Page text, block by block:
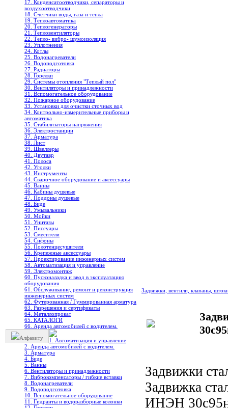
17. Конденсатоотводчики, сепараторы и
воздухоотводчики
18. Счетчики воды, газа и тепла
19. Теплоавтоматика
20. Теплогенераторы
21. Тепловентиляторы
22. Тепло- вибро- шумоизоляция
23. Уплотнения
24. Котлы
25. Водонагреватели
26. Водоподготовка
27. Радиаторы
28. Горелки
29. Системы отопления "Теплый пол"
30. Вентиляторы и принадлежности
31. Вспомогательное оборудование
32. Пожарное оборудование
33. Установки для очистки сточных вод
34. Контрольно-измерительные приборы и
автоматика
35. Стабилизаторы напряжения
36. Электростанции
37. Арматура
38. Лист
39. Швеллеры
40. Двутавр
41. Полоса
42. Уголки
43. Инструменты
44. Сварочное оборудование и аксессуары
45. Ванны
46. Кабины душевые
47. Поддоны душевые
48. Биде
49. Умывальники
50. Мойки
51. Унитазы
52. Писсуары
53. Смесители
54. Сифоны
55. Полотенцесушители
56. Крепежные аксессуары
57. Проектирование инженерных систем
58. Автоматизация и управление
59. Электромонтаж
60. Пусконаладка и ввод в эксплуатацию
оборудования
61. Обслуживание, ремонт и реконструкция
инженерных систем
62. Футерованная / Гуммированная арматура
63. Разрешения и сертификаты
64. Металлопрокат
65. КАТАЛОГИ
66. Аренда автомобилей с водителем.
Алфавиту
1. Автоматизация и управление
2. Аренда автомобилей с водителем.
3. Арматура
4. Биде
5. Ванны
6. Вентиляторы и принадлежности
7. Виброкомпенсаторы / гибкие вставки
8. Водонагреватели
9. Водоподготовка
10. Вспомогательное оборудование
11. Гидранты и водоразборные колонки
Задвижки, вентили, клапаны,
Задвижки
Задвижка
ИНЭН